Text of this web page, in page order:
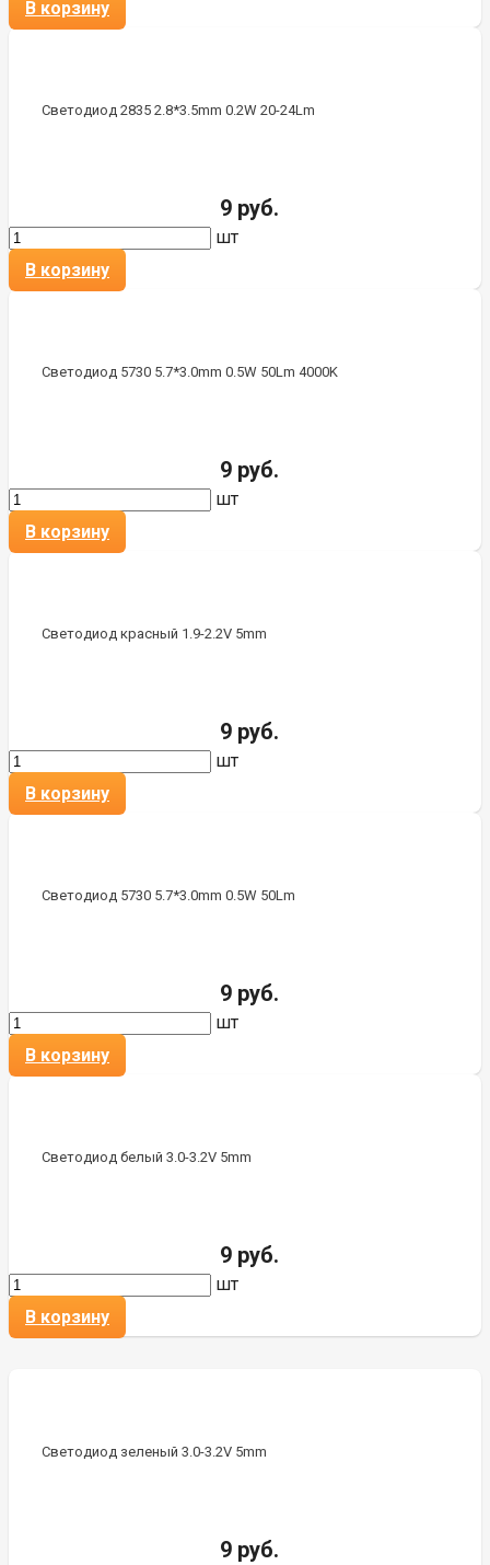
В корзину
Светодиод 2835 2.8*3.5mm 0.2W 20-24Lm
9 руб.
шт
В корзину
Светодиод 5730 5.7*3.0mm 0.5W 50Lm 4000K
9 руб.
шт
В корзину
Светодиод красный 1.9-2.2V 5mm
9 руб.
шт
В корзину
Светодиод 5730 5.7*3.0mm 0.5W 50Lm
9 руб.
шт
В корзину
Светодиод белый 3.0-3.2V 5mm
9 руб.
шт
В корзину
Светодиод зеленый 3.0-3.2V 5mm
9 руб.